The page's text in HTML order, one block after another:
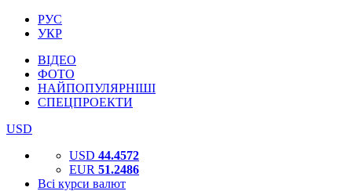
РУС
УКР
ВІДЕО
ФОТО
НАЙПОПУЛЯРНІШІ
СПЕЦПРОЕКТИ
USD
USD 44.4572
EUR 51.2486
Всі курси валют